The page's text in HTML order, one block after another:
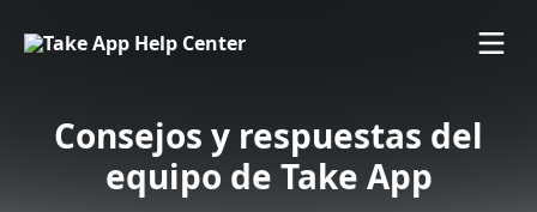
Consejos y respuestas del
equipo de Take App